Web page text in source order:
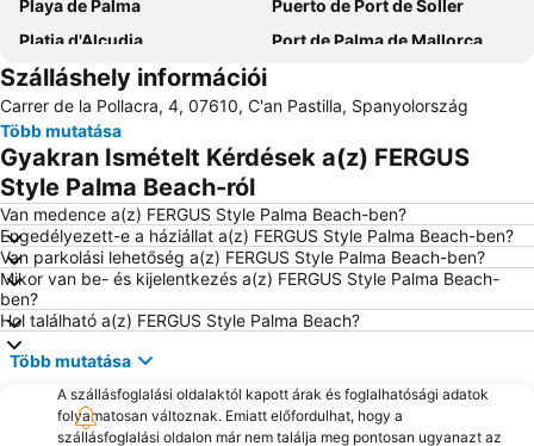
Playa de Palma
Puerto de Port de Soller
Platja d'Alcudia
Port de Palma de Mallorca
S'Arenal
Platja de Palma
Cala Major
Palmanova
Palma City Sightseeing
Es Trenc
Santa Catalina
Ponent
Marineland Mallorca
Cala d'Or
Ballermann 6
Club Nàutic Santa Ponça
Can Picafort
Playa Son Baulo
RIU Center
Ciudad Jardín
Placa Major
Can Pere Antoni
Rambla dels Ducs de Palma de Mallorca
Szálláshely információi
Carrer de la Pollacra, 4, 07610, C'an Pastilla, Spanyolország
Több mutatása
Gyakran Ismételt Kérdések a(z) FERGUS
Style Palma Beach-ról
Van medence a(z) FERGUS Style Palma Beach-ben?
Engedélyezett-e a háziállat a(z) FERGUS Style Palma Beach-ben?
Van parkolási lehetőség a(z) FERGUS Style Palma Beach-ben?
Mikor van be- és kijelentkezés a(z) FERGUS Style Palma Beach-
ben?
Hol található a(z) FERGUS Style Palma Beach?
Több mutatása
A szállásfoglalási oldalaktól kapott árak és foglalhatósági adatok
folyamatosan változnak. Emiatt előfordulhat, hogy a
szállásfoglalási oldalon már nem találja meg pontosan ugyanazt az